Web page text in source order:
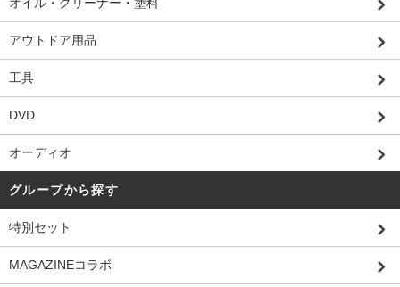
アウトドア用品
工具
DVD
オーディオ
グループから探す
特別セット
MAGAZINEコラボ